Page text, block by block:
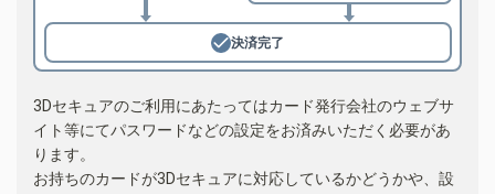
決済完了
3Dセキュアのご利用にあたってはカード発行会社のウェブサ
イト等にてパスワードなどの設定をお済みいただく必要があ
ります。
お持ちのカードが3Dセキュアに対応しているかどうかや、設